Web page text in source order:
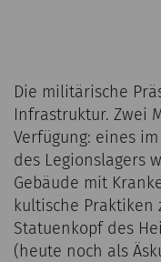
Die militärische
Infrastruktur. Zwei
Verfügung: eines
des Legionslagers
Gebäude mit
kultische Praktiken
Statuenkopf des
(heute noch als